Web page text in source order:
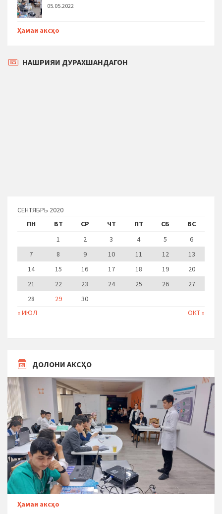
05.05.2022
Ҳамаи аксҳо
НАШРИЯИ ДУРАХШАНДАГОН
СЕНТЯБРЬ 2020
ПН
ВТ СР ЧТ ПТ СБ ВС
« ИЮЛ ОКТ »
1 2 3 4 5
6
7
8 9 10 11 12
13
14
15 16 17 18 19
20
21
22 23 24 25 26
27
28
29 30
ДОЛОНИ АКСҲО
Ҳамаи аксҳо